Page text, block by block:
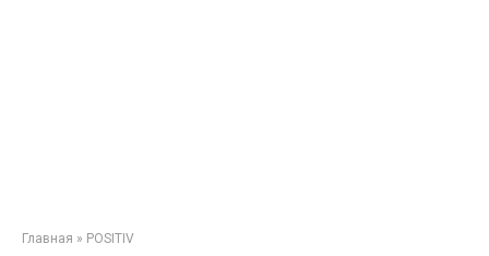
Главная » POSITIV